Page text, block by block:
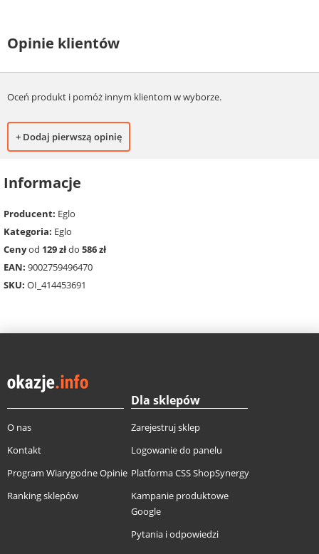
Opinie klientów
Oceń produkt i pomóż innym klientom w wyborze.
+ Dodaj pierwszą opinię
Informacje
Producent: Eglo
Kategoria: Eglo
Cenyod 129 złdo 586 zł
EAN: 9002759496470
SKU: OI_414453691
O nas
Kontakt
Program Wiarygodne Opinie
Ranking sklepów
Dla sklepów
Zarejestruj sklep
Logowanie do panelu
Platforma CSS ShopSynergy
Kampanie produktowe
Google
Pytania i odpowiedzi